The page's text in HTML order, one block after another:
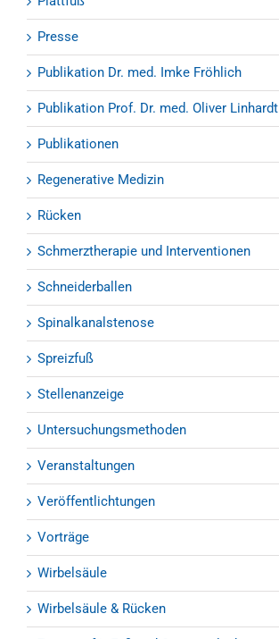
Presse
Publikation Dr. med. Imke Fröhlich
Publikation Prof. Dr. med. Oliver Linhardt
Publikationen
Regenerative Medizin
Rücken
Schmerztherapie und Interventionen
Schneiderballen
Spinalkanalstenose
Spreizfuß
Stellenanzeige
Untersuchungsmethoden
Veranstaltungen
Veröffentlichtungen
Vorträge
Wirbelsäule
Wirbelsäule & Rücken